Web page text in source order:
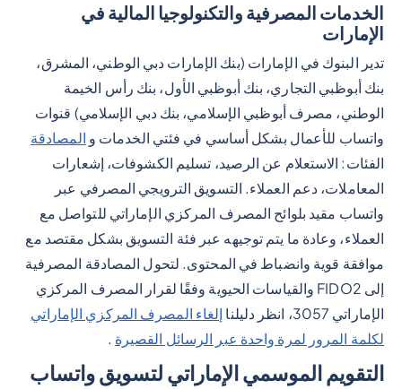
الخدمات المصرفية والتكنولوجيا المالية في
الإمارات
تدير البنوك في الإمارات (بنك الإمارات دبي الوطني، المشرق،
بنك أبوظبي التجاري، بنك أبوظبي الأول، بنك رأس الخيمة
الوطني، مصرف أبوظبي الإسلامي، بنك دبي الإسلامي) قنوات
واتساب للأعمال بشكل أساسي في فئتي الخدمات و المصادقة
الفئات: الاستعلام عن الرصيد، تسليم الكشوفات، إشعارات
المعاملات، دعم العملاء. التسويق الترويجي المصرفي عبر
واتساب مقيد بلوائح المصرف المركزي الإماراتي للتواصل مع
العملاء، وعادة ما يتم توجيهه عبر فئة التسويق بشكل مقتصد مع
موافقة قوية وانضباط في المحتوى. لتحول المصادقة المصرفية
إلى FIDO2 والقياسات الحيوية وفقًا لقرار المصرف المركزي
الإماراتي 3057، انظر دليلنا
إلغاء المصرف المركزي الإماراتي
لكلمة المرور لمرة واحدة عبر الرسائل القصيرة .
التقويم الموسمي الإماراتي لتسويق واتساب